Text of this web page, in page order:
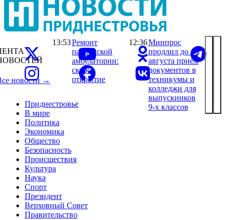
Приднестровье
В мире
Политика
Экономика
Общество
Безопасность
Происшествия
Культура
Наука
Спорт
Президент
Верховный Совет
Правительство
новости →
13:53Ремонт
парканской
амбулатории:
скоро
открытие
12:36Минпрос
продлил до 15
августа приём
документов в
техникумы и
колледжи для
выпускников
9-х классов